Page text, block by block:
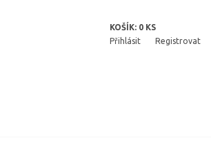
KOŠÍK: 0 KS
Přihlásit
Registrovat